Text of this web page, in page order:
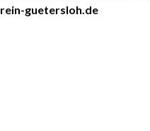
guetersloh.de